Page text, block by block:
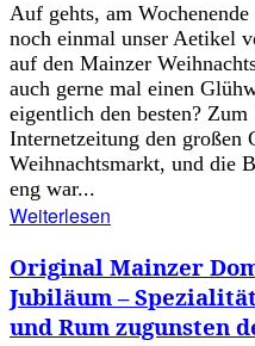
Auf gehts, am
noch einmal unser Aetikel
auf den Mainzer
auch gerne mal einen
eigentlich den besten?
Internetzeitung den großen
Weihnachtsmarkt, und die
eng war...
Weiterlesen
Original Mainzer
Jubiläum –
und Rum zugunsten